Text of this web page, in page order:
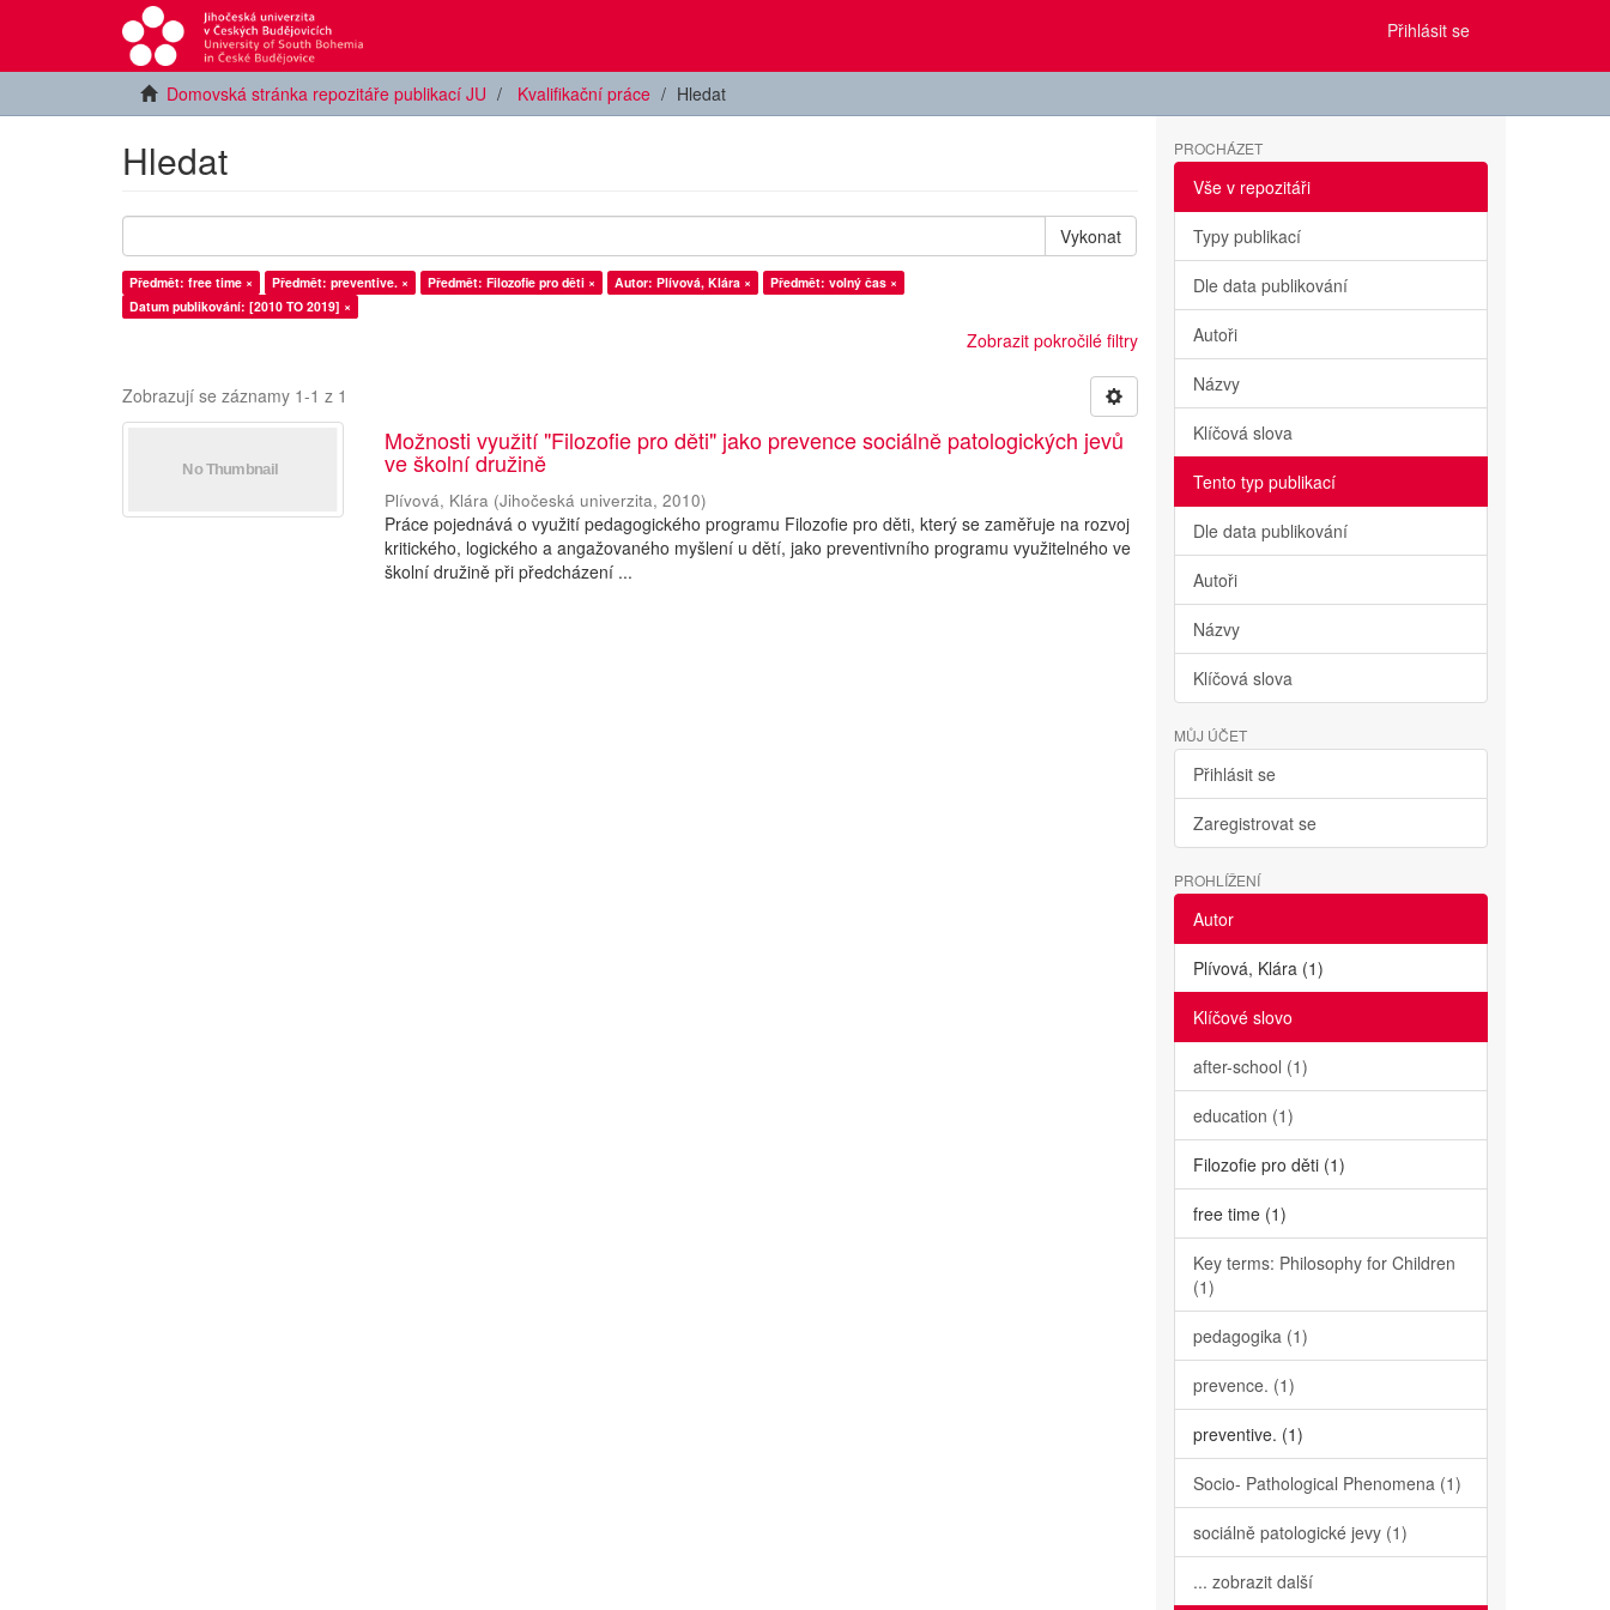
Přihlásit se
Domovská stránka repozitáře publikací JU Kvalifikační práce Hledat
Hledat
Vykonat
Předmět: free time × Předmět: preventive. × Předmět: Filozofie pro děti × Autor: Plívová, Klára ×
Předmět: volný čas ×
Datum publikování: [2010 TO 2019] ×
Zobrazit pokročilé filtry
Zobrazují se záznamy 1-1 z 1
Možnosti využití "Filozofie pro děti" jako prevence sociálně patologických jevů
ve školní družině
Plívová, Klára (Jihočeská univerzita,2010)
Práce pojednává o využití pedagogického programu Filozofie pro děti, který se zaměřuje na rozvoj
kritického, logického a angažovaného myšlení u dětí, jako preventivního programu využitelného ve
školní družině při předcházení ...
PROCHÁZET
Vše v repozitáři
Typy publikací
Dle data publikování
Autoři
Názvy
Klíčová slova
Tento typ publikací
Dle data publikování
Autoři
Názvy
Klíčová slova
MŮJ ÚČET
Přihlásit se
Zaregistrovat se
PROHLÍŽENÍ
Autor
Plívová, Klára (1)
Klíčové slovo
after-school (1)
education (1)
Filozofie pro děti (1)
free time (1)
Key terms: Philosophy for Children
(1)
pedagogika (1)
prevence. (1)
preventive. (1)
Socio- Pathological Phenomena (1)
sociálně patologické jevy (1)
... zobrazit další